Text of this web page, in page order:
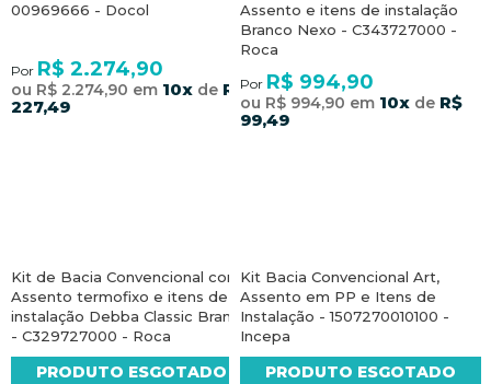
00969666 - Docol
Por R$ 2.274,90
ou R$ 2.274,90 em 10xde R$
227,49
Assento e itens de instalação
Branco Nexo - C343727000 -
Roca
Por R$ 994,90
ou R$ 994,90 em 10xde R$
99,49
Kit de Bacia Convencional com
Assento termofixo e itens de
instalação Debba Classic Branco
- C329727000 - Roca
PRODUTO ESGOTADO
Kit Bacia Convencional Art,
Assento em PP e Itens de
Instalação - 1507270010100 -
Incepa
PRODUTO ESGOTADO